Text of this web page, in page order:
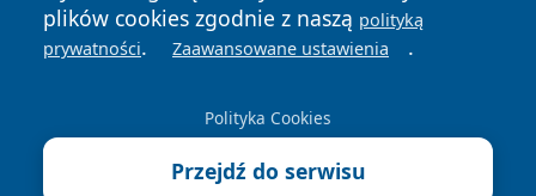
plików cookies zgodnie z naszą polityką
prywatności. Zaawansowane ustawienia .
Polityka Cookies
Przejdź do serwisu
Copyright © 2026 portalzory.pl Wszystkie prawa zastrzeżone.
Polityka
Prywatności
Polityka